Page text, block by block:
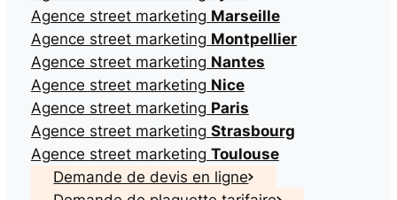
Agence street marketing Marseille
Agence street marketing Montpellier
Agence street marketing Nantes
Agence street marketing Nice
Agence street marketing Paris
Agence street marketing Strasbourg
Agence street marketing Toulouse
Demande de devis en ligne